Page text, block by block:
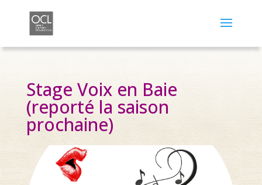
Stage Voix en Baie
(reporté la saison
prochaine)